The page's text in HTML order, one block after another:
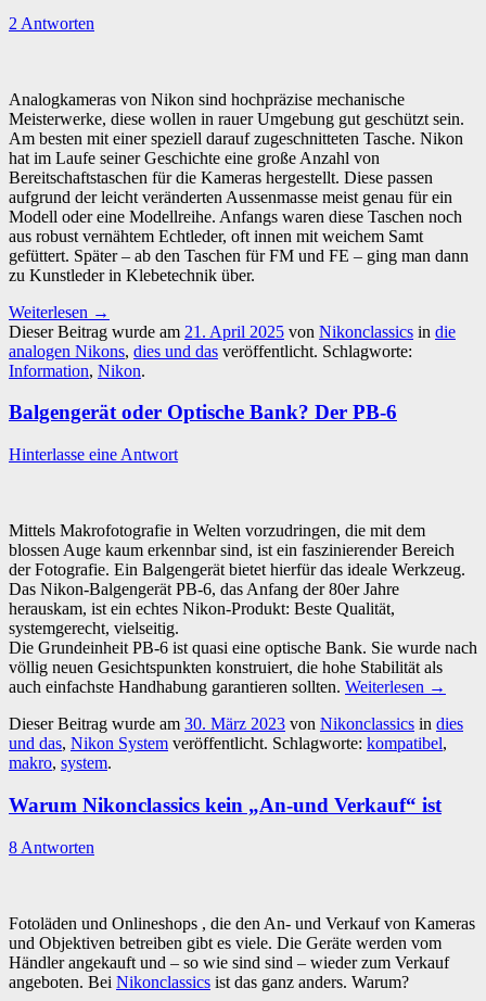
2 Antworten
Analogkameras von Nikon sind hochpräzise mechanische
Meisterwerke, diese wollen in rauer Umgebung gut geschützt sein.
Am besten mit einer speziell darauf zugeschnitteten Tasche. Nikon
hat im Laufe seiner Geschichte eine große Anzahl von
Bereitschaftstaschen für die Kameras hergestellt. Diese passen
aufgrund der leicht veränderten Aussenmasse meist genau für ein
Modell oder eine Modellreihe. Anfangs waren diese Taschen noch
aus robust vernähtem Echtleder, oft innen mit weichem Samt
gefüttert. Später – ab den Taschen für FM und FE – ging man dann
zu Kunstleder in Klebetechnik über.
Weiterlesen →
Dieser Beitrag wurde am 21. April 2025 von Nikonclassics in die
analogen Nikons, dies und das veröffentlicht. Schlagworte:
Information, Nikon.
Balgengerät oder Optische Bank? Der PB-6
Hinterlasse eine Antwort
Mittels Makrofotografie in Welten vorzudringen, die mit dem
blossen Auge kaum erkennbar sind, ist ein faszinierender Bereich
der Fotografie. Ein Balgengerät bietet hierfür das ideale Werkzeug.
Das Nikon-Balgengerät PB-6, das Anfang der 80er Jahre
herauskam, ist ein echtes Nikon-Produkt: Beste Qualität,
systemgerecht, vielseitig.
Die Grundeinheit PB-6 ist quasi eine optische Bank. Sie wurde nach
völlig neuen Gesichtspunkten konstruiert, die hohe Stabilität als
auch einfachste Handhabung garantieren sollten. Weiterlesen →
Dieser Beitrag wurde am 30. März 2023 von Nikonclassics in dies
und das, Nikon System veröffentlicht. Schlagworte: kompatibel,
makro, system.
Warum Nikonclassics kein „An-und Verkauf“ ist
8 Antworten
Fotoläden und Onlineshops , die den An- und Verkauf von Kameras
und Objektiven betreiben gibt es viele. Die Geräte werden vom
Händler angekauft und – so wie sind sind – wieder zum Verkauf
angeboten. Bei Nikonclassics ist das ganz anders. Warum?